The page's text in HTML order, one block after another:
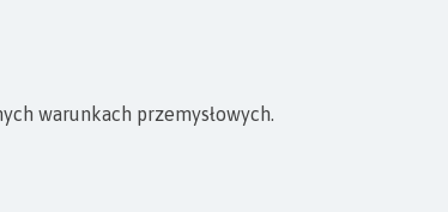
warunkach przemysłowych.